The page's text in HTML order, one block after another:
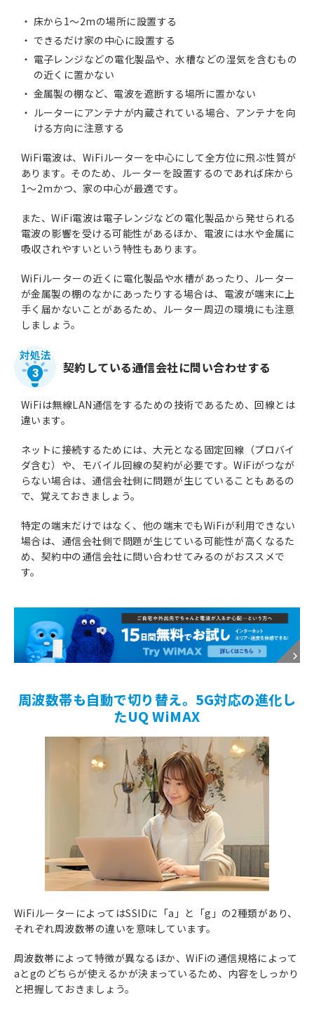
床から1～2mの場所に設置する
できるだけ家の中心に設置する
電子レンジなどの電化製品や、水槽などの湿気を含むもの
の近くに置かない
金属製の棚など、電波を遮断する場所に置かない
ルーターにアンテナが内蔵されている場合、アンテナを向
ける方向に注意する
WiFi電波は、WiFiルーターを中心にして全方位に飛ぶ性質が
あります。そのため、ルーターを設置するのであれば床から
1～2mかつ、家の中心が最適です。
また、WiFi電波は電子レンジなどの電化製品から発せられる
電波の影響を受ける可能性があるほか、電波には水や金属に
吸収されやすいという特性もあります。
WiFiルーターの近くに電化製品や水槽があったり、ルーター
が金属製の棚のなかにあったりする場合は、電波が端末に上
手く届かないことがあるため、ルーター周辺の環境にも注意
しましょう。
3 契約している通信会社に問い合わせする
WiFiは無線LAN通信をするための技術であるため、回線とは
違います。
ネットに接続するためには、大元となる固定回線（プロバイ
ダ含む）や、モバイル回線の契約が必要です。WiFiがつなが
らない場合は、通信会社側に問題が生じていることもあるの
で、覚えておきましょう。
特定の端末だけではなく、他の端末でもWiFiが利用できない
場合は、通信会社側で問題が生じている可能性が高くなるた
め、契約中の通信会社に問い合わせてみるのがおススメで
す。
周波数帯も自動で切り替え。5G対応の進化し
たUQ WiMAX
WiFiルーターによってはSSIDに「a」と「g」の2種類があり、
それぞれ周波数帯の違いを意味しています。
周波数帯によって特徴が異なるほか、WiFiの通信規格によって
aとgのどちらが使えるかが決まっているため、内容をしっかり
と把握しておきましょう。